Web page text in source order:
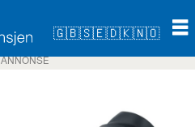
🇬🇧🇸🇪🇩🇰🇳🇴
ANNONSE